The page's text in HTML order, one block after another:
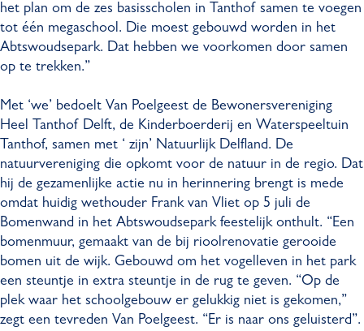
het plan om de zes basisscholen in Tanthof samen te voegen
tot één megaschool. Die moest gebouwd worden in het
Abtswoudsepark. Dat hebben we voorkomen door samen
op te trekken.”
Met ‘we’ bedoelt Van Poelgeest de Bewonersvereniging
Heel Tanthof Delft, de Kinderboerderij en Waterspeeltuin
Tanthof, samen met ‘ zijn’ Natuurlijk Delfland. De
natuurvereniging die opkomt voor de natuur in de regio. Dat
hij de gezamenlijke actie nu in herinnering brengt is mede
omdat huidig wethouder Frank van Vliet op 5 juli de
Bomenwand in het Abtswoudsepark feestelijk onthult. “Een
bomenmuur, gemaakt van de bij rioolrenovatie gerooide
bomen uit de wijk. Gebouwd om het vogelleven in het park
een steuntje in extra steuntje in de rug te geven. “Op de
plek waar het schoolgebouw er gelukkig niet is gekomen,”
zegt een tevreden Van Poelgeest. “Er is naar ons geluisterd”.